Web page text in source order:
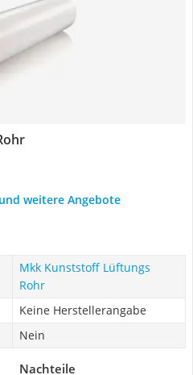
weitere Angebote
Mkk Kunststoff Lüftungs
Rohr
Keine Herstellerangabe
Nein
Nachteile